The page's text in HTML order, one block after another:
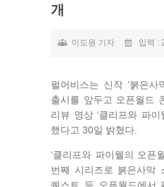
개
이도원 기자 입력 :
펄어비스는 신작 ‘붉은사
출시를 앞두고 오픈월드
리뷰 영상 ‘클리프와 파이
했다고 30일 밝혔다.
‘클리프와 파이웰의 오픈
번째 시리즈로 붉은사막